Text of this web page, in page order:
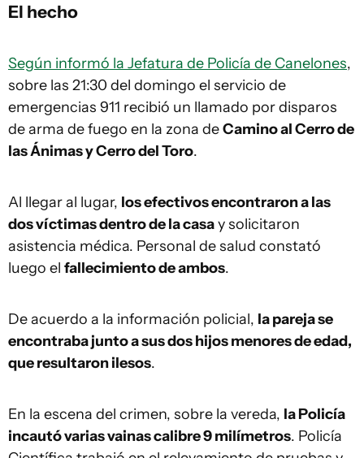
El hecho
Según informó la Jefatura de Policía de Canelones,
sobre las 21:30 del domingo el servicio de
emergencias 911 recibió un llamado por disparos
de arma de fuego en la zona deCamino al Cerro de
las Ánimas y Cerro del Toro.
Al llegar al lugar, los efectivos encontraron a las
dos víctimas dentro de la casay solicitaron
asistencia médica. Personal de salud constató
luego el fallecimiento de ambos.
De acuerdo a la información policial, la pareja se
encontraba junto a sus dos hijos menores de edad,
que resultaron ilesos.
En la escena del crimen, sobre la vereda, la Policía
incautó varias vainas calibre 9 milímetros. Policía